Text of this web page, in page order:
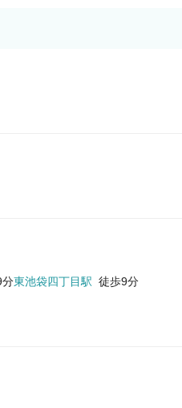
分東池袋四丁目駅 徒歩9分